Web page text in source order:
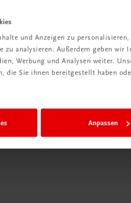
und Anzeigen zu
zu analysieren. Außerdem geben wir
Werbung und Analysen weiter.
die Sie ihnen bereitgestellt haben
Anpassen
der
eine